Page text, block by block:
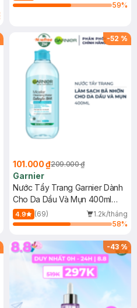
59%
-52 %
101.000 ₫209.000 ₫
Garnier
Nước Tẩy Trang Garnier Dành
Cho Da Dầu Và Mụn 400ml
(Mới)
4.9 (69)
1.2k/tháng
58%
-43%